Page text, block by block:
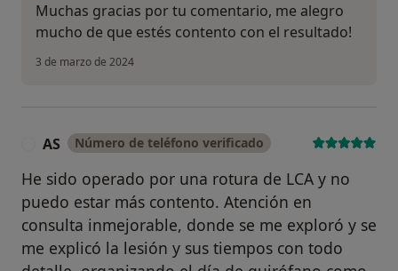
Muchas gracias por tu comentario, me alegro
mucho de que estés contento con el resultado!
3 de marzo de 2024
AS Número de teléfono verificado
He sido operado por una rotura de LCA y no
puedo estar más contento. Atención en
consulta inmejorable, donde se me exploró y se
me explicó la lesión y sus tiempos con todo